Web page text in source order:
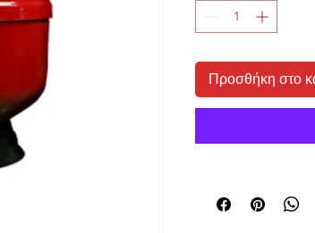
Προσθήκη στο